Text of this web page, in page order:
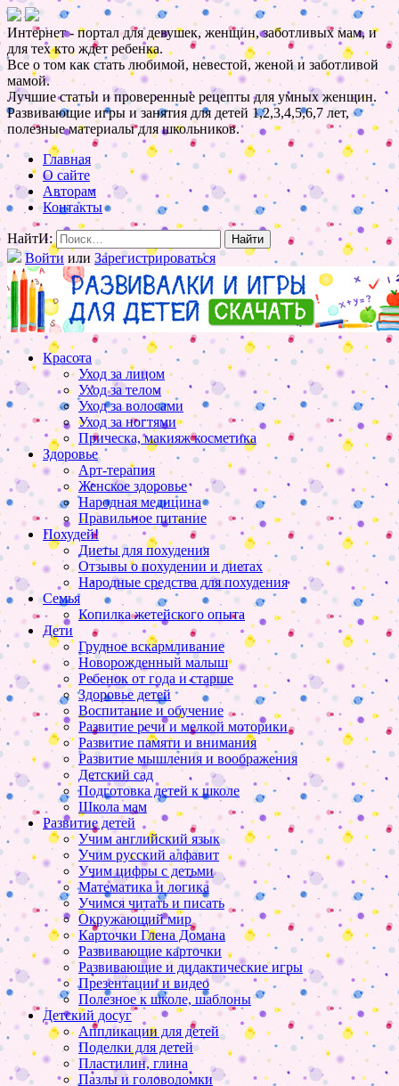
Интернет - портал для девушек, женщин, заботливых мам, и
для тех кто ждет ребенка.
Все о том как стать любимой, невестой, женой и заботливой
мамой.
Лучшие статьи и проверенные рецепты для умных женщин.
Развивающие игры и занятия для детей 1,2,3,4,5,6,7 лет,
полезные материалы для школьников.
Главная
О сайте
Авторам
Контакты
НайтИ:
Войти или Зарегистрироваться
Красота
Уход за лицом
Уход за телом
Уход за волосами
Уход за ногтями
Прическа, макияж косметика
Здоровье
Арт-терапия
Женское здоровье
Народная медицина
Правильное питание
Похудей!
Диеты для похудения
Отзывы о похудении и диетах
Народные средства для похудения
Семья
Копилка жетейского опыта
Дети
Грудное вскармливание
Новорожденный малыш
Ребенок от года и старше
Здоровье детей
Воспитание и обучение
Развитие речи и мелкой моторики
Развитие памяти и внимания
Развитие мышления и воображения
Детский сад
Подготовка детей к школе
Школа мам
Развитие детей
Учим английский язык
Учим русский алфавит
Учим цифры с детьми
Математика и логика
Учимся читать и писать
Окружающий мир
Карточки Глена Домана
Развивающие карточки
Развивающие и дидактические игры
Презентации и видео
Полезное к школе, шаблоны
Детский досуг
Аппликации для детей
Поделки для детей
Пластилин, глина
Пазлы и головоломки